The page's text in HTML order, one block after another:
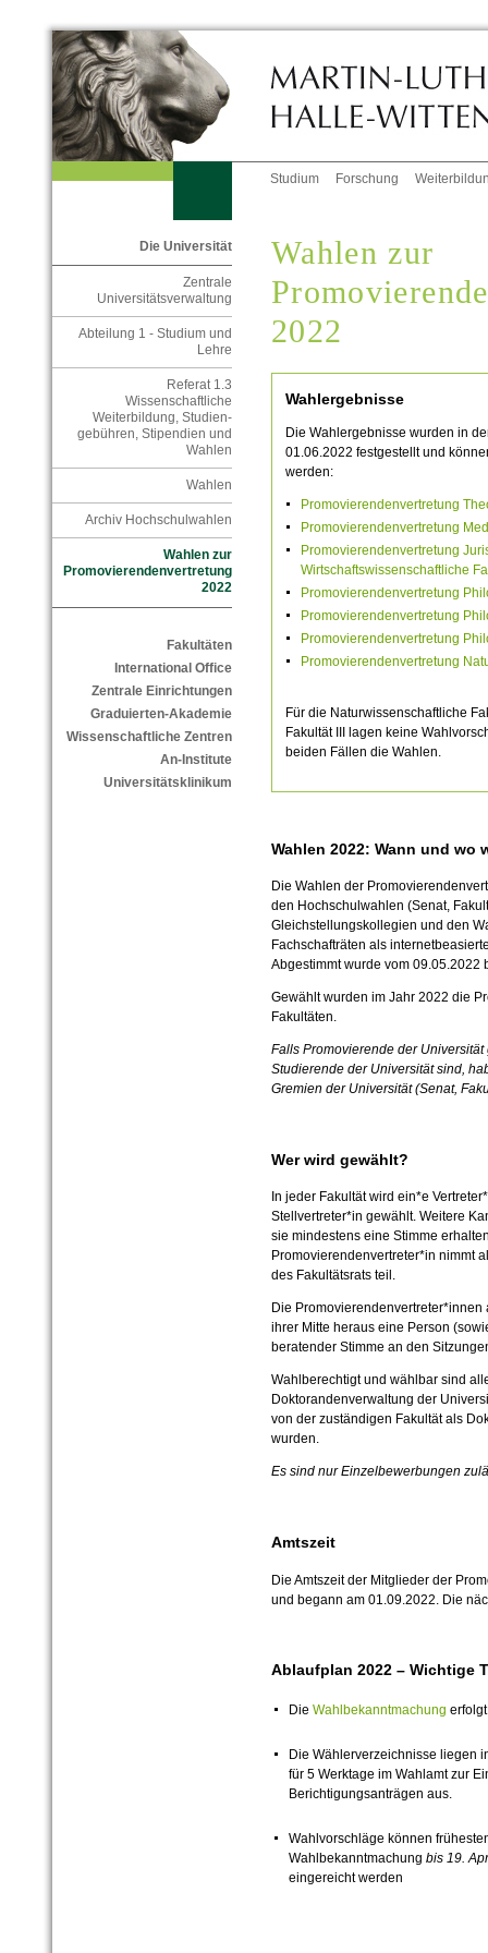
Studium Forschung
Die Universität
Zentrale
Universitätsverwaltung
Abteilung 1 - Studium und
Lehre
Referat 1.3
Wissenschaftliche
Weiterbildung, Studien-
gebühren, Stipendien und
Wahlen
Wahlen
Archiv Hochschulwahlen
Wahlen zur
Promovierendenvertretung
2022
Fakultäten
International Office
Zentrale Einrichtungen
Graduierten-Akademie
Wissenschaftliche Zentren
An-Institute
Universitätsklinikum
Wahlen zur
2022
Wahlergebnisse
Die Wahlergebnisse wurden in
01.06.2022 festgestellt und
werden:
Promovierendenvertretung
Promovierendenvertretung
Promovierendenvertretung
Wirtschaftswissenschaftliche
Promovierendenvertretung
Promovierendenvertretung
Promovierendenvertretung
Promovierendenvertretung
Für die Naturwissenschaftliche
Fakultät III lagen keine
beiden Fällen die Wahlen.
Wahlen 2022: Wann und wo
Die Wahlen der
den Hochschulwahlen (Senat,
Gleichstellungskollegien und den
Fachschafträten als
Abgestimmt wurde vom 09.05.2022
Gewählt wurden im Jahr 2022 die
Fakultäten.
Falls Promovierende der
Studierende der Universität sind,
Gremien der Universität (Senat,
Wer wird gewählt?
In jeder Fakultät wird ein*e
Stellvertreter*in gewählt. Weitere
sie mindestens eine Stimme
Promovierendenvertreter*in nimmt
des Fakultätsrats teil.
Die
ihrer Mitte heraus eine Person
beratender Stimme an den
Wahlberechtigt und wählbar sind
Doktorandenverwaltung der
von der zuständigen Fakultät als
wurden.
Es sind nur Einzelbewerbungen
Amtszeit
Die Amtszeit der Mitglieder der
und begann am 01.09.2022. Die
Ablaufplan 2022 – Wichtige
Die Wahlbekanntmachung
Die Wählerverzeichnisse liegen
für 5 Werktage im Wahlamt zur
Berichtigungsanträgen aus.
Wahlvorschläge können
Wahlbekanntmachung bis 19.
eingereicht werden